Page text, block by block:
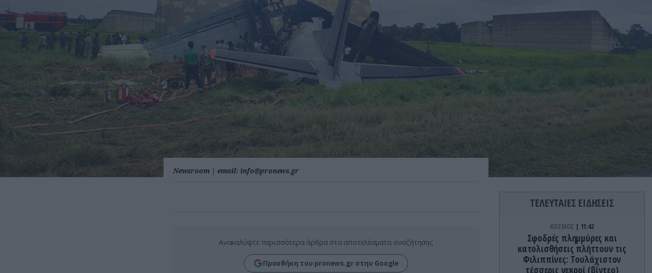
Newsroom | email: info@pronews.gr
Ανακαλύψτε περισσότερα άρθρα στα αποτελέσματα αναζήτησης
Προσθήκη του pronews.gr στην Google
ΤΕΛΕΥΤΑΙΕΣ ΕΙΔΗΣΕΙΣ
ΚΟΣΜΟΣ 11:42
Σφοδρές πλημμύρες και
κατολισθήσεις πλήττουν τις
Φιλιππίνες: Τουλάχιστον
τέσσερις νεκροί (βίντεο)